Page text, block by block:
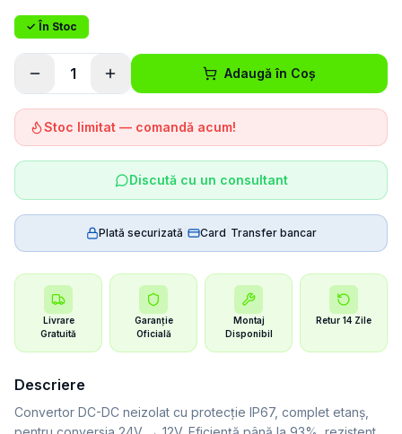
✓ În Stoc
1 Adaugă în Coș
Stoc limitat — comandă acum!
Discută cu un consultant
Plată securizată Card Transfer bancar
Livrare
Gratuită
Garanție
Oficială
Montaj
Disponibil
Retur 14 Zile
Descriere
Convertor DC-DC neizolat cu protecție IP67, complet etanș,